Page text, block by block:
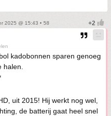
2025 @ 15:43 • 58
kadobonnen sparen genoeg
uit 2015! Hij werkt nog wel,
de batterij gaat heel snel